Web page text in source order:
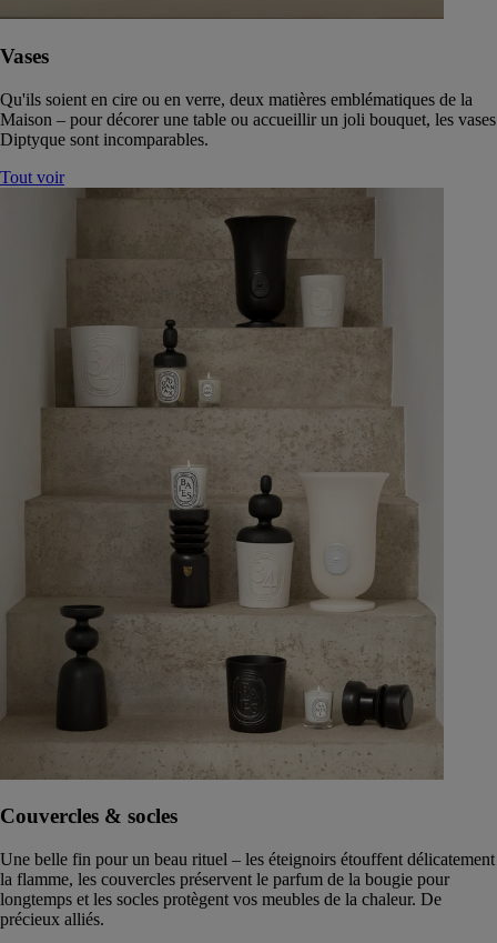
Vases
Qu'ils soient en cire ou en verre, deux matières emblématiques de la
Maison – pour décorer une table ou accueillir un joli bouquet, les vases
Diptyque sont incomparables.
Tout voir
Couvercles & socles
Une belle fin pour un beau rituel – les éteignoirs étouffent délicatement
la flamme, les couvercles préservent le parfum de la bougie pour
longtemps et les socles protègent vos meubles de la chaleur. De
précieux alliés.